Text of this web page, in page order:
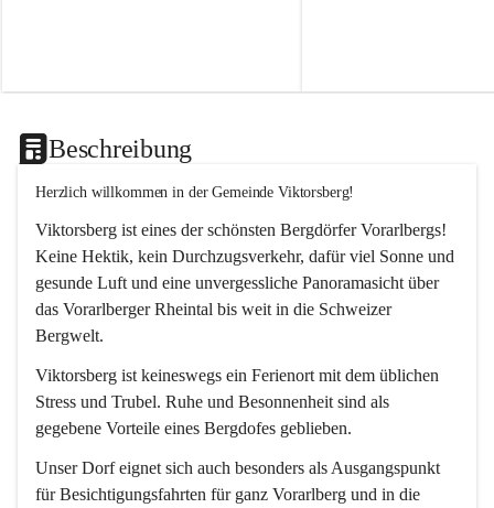
Beschreibung
Herzlich willkommen in der Gemeinde Viktorsberg!
Viktorsberg ist eines der schönsten Bergdörfer Vorarlbergs!
Keine Hektik, kein Durchzugsverkehr, dafür viel Sonne und
gesunde Luft und eine unvergessliche Panoramasicht über
das Vorarlberger Rheintal bis weit in die Schweizer
Bergwelt.
Viktorsberg ist keineswegs ein Ferienort mit dem üblichen
Stress und Trubel. Ruhe und Besonnenheit sind als
gegebene Vorteile eines Bergdofes geblieben.
Unser Dorf eignet sich auch besonders als Ausgangspunkt
für Besichtigungsfahrten für ganz Vorarlberg und in die